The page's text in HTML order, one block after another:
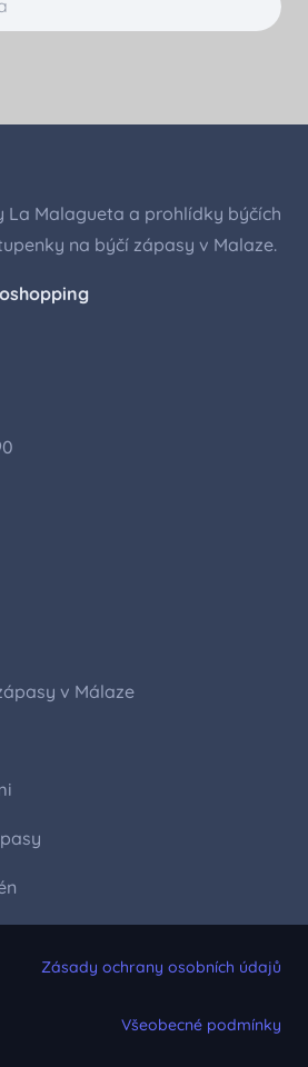
La Malagueta a prohlídky býčích
na býčí zápasy v Malaze.
v Málaze
Zásady ochrany osobních údajů
Všeobecné podmínky